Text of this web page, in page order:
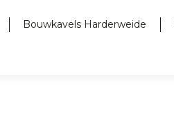
Bouwkavels Harderweide